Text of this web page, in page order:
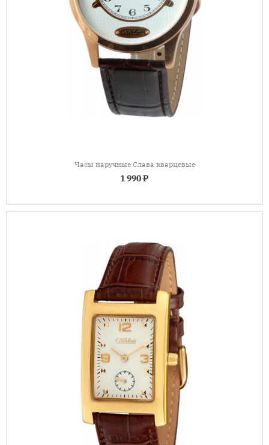
Часы наручные Слава кварцевые
1 990 ₽